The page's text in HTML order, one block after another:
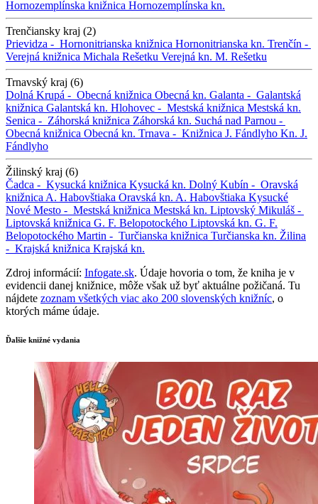
Hornozemplínska knižnica Hornozemplínska kn.
Trenčiansky kraj (2)
Prievidza - Hornonitrianska knižnica Hornonitrianska kn. Trenčín -
Verejná knižnica Michala Rešetku Verejná kn. M. Rešetku
Trnavský kraj (6)
Dolná Krupá - Obecná knižnica Obecná kn. Galanta - Galantská
knižnica Galantská kn. Hlohovec - Mestská knižnica Mestská kn.
Senica - Záhorská knižnica Záhorská kn. Suchá nad Parnou -
Obecná knižnica Obecná kn. Trnava - Knižnica J. Fándlyho Kn. J.
Fándlyho
Žilinský kraj (6)
Čadca - Kysucká knižnica Kysucká kn. Dolný Kubín - Oravská
knižnica A. Habovštiaka Oravská kn. A. Habovštiaka Kysucké
Nové Mesto - Mestská knižnica Mestská kn. Liptovský Mikuláš -
Liptovská knižnica G. F. Belopotockého Liptovská kn. G. F.
Belopotockého Martin - Turčianska knižnica Turčianska kn. Žilina
- Krajská knižnica Krajská kn.
Zdroj informácií: Infogate.sk. Údaje hovoria o tom, že kniha je v
evidencii danej knižnice, môže však už byť aktuálne požičaná. Tu
nájdete zoznam všetkých viac ako 200 slovenských knižníc, o
ktorých máme údaje.
Ďalšie knižné vydania